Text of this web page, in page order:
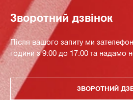
Зворотний дзвінок
Після вашого запиту ми
години з 9:00 до 17:00 та надамо
ЗВОРОТНИЙ